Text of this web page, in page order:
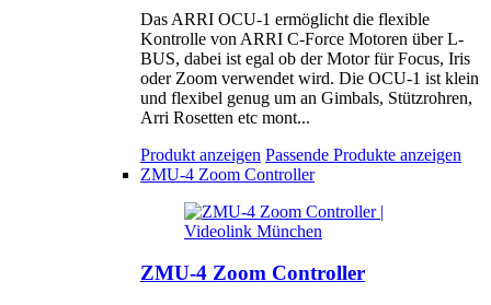
Das ARRI OCU-1 ermöglicht die flexible
Kontrolle von ARRI C-Force Motoren über L-
BUS, dabei ist egal ob der Motor für Focus, Iris
oder Zoom verwendet wird. Die OCU-1 ist klein
und flexibel genug um an Gimbals, Stützrohren,
Arri Rosetten etc mont...
Produkt anzeigen Passende Produkte anzeigen
ZMU-4 Zoom Controller
ZMU-4 Zoom Controller